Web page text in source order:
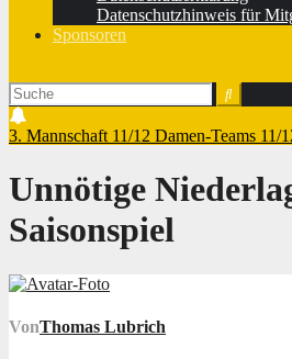
Datenschutzhinweis für
Sponsoren
3. Mannschaft 11/12 Damen-Teams 11/
Unnötige
Saisonspiel
VonThomas Lubrich